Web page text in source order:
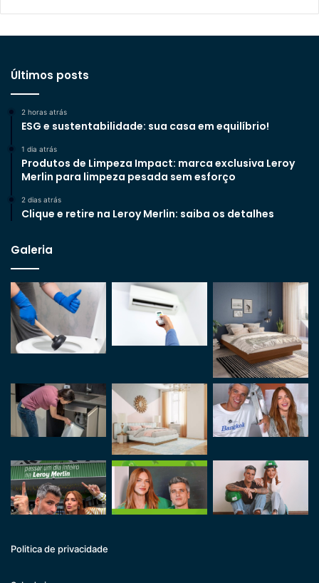
Últimos posts
2 horas atrás
ESG e sustentabilidade: sua casa em equilíbrio!
1 dia atrás
Produtos de Limpeza Impact: marca exclusiva Leroy
Merlin para limpeza pesada sem esforço
2 dias atrás
Clique e retire na Leroy Merlin: saiba os detalhes
Galeria
Politica de privacidade